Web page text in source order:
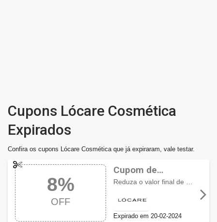
Cupons Lócare Cosmética
Expirados
Confira os cupons Lócare Cosmética que já expiraram, vale testar.
8%
OFF
Cupom de
desconto Lócare Reduza o valor final de suas compras com
Expirado em 20-02-2024